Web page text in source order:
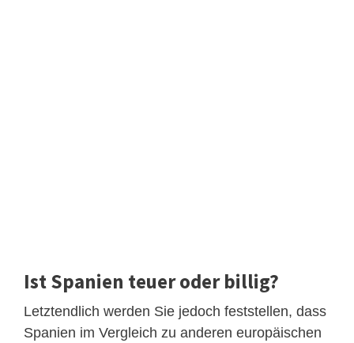
Ist Spanien teuer oder billig?
Letztendlich werden Sie jedoch feststellen, dass
Spanien im Vergleich zu anderen europäischen